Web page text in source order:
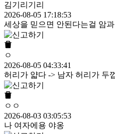
김기리기리
2026-08-05 17:18:53
세상을 믿으면 안된다는걸 암
ㅇ
2026-08-05 04:33:41
허리가 얇다 -> 남자 허리가 두
ㅇㅇ
2026-08-03 03:05:53
나 여자에용 야옹